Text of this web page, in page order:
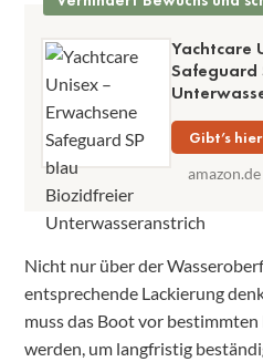
Yachtcare
Safeguard
Gibt’s hier
amazon.de
Nicht nur über der
entsprechende Lackierung
muss das Boot vor
werden, um langfristig